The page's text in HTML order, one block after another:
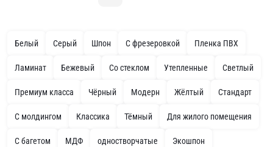
Белый Серый Шпон С фрезеровкой Пленка ПВХ
Ламинат Бежевый Со стеклом Утепленные Светлый
Премиум класса Чёрный Модерн Жёлтый Стандарт
С молдингом Классика Тёмный Для жилого помещения
С багетом МДФ одностворчатые Экошпон